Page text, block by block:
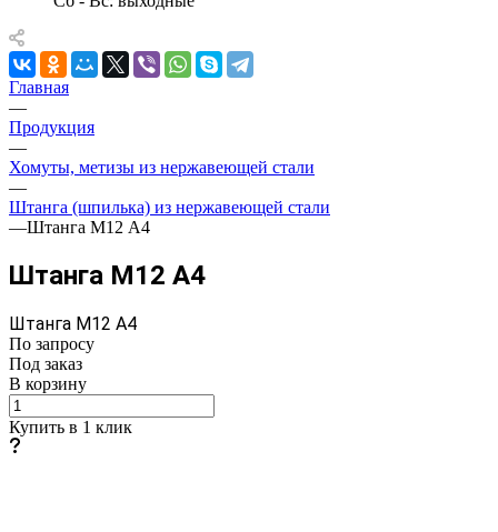
Главная
—
Продукция
—
Хомуты, метизы из нержавеющей стали
—
Штанга (шпилька) из нержавеющей стали
—Штанга М12 A4
Штанга М12 A4
Штанга М12 A4
По запросу
Под заказ
В корзину
Купить в 1 клик